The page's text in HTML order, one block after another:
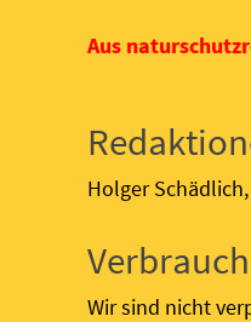
Aus
Holger
Wir sind nicht